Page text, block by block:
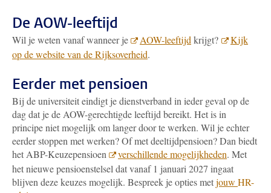
De AOW-leeftijd
Wil je weten vanaf wanneer je AOW-leeftijd krijgt?
Kijk
op de website van de Rijksoverheid.
Eerder met pensioen
Bij de universiteit eindigt je dienstverband in ieder geval op de
dag dat je de AOW-gerechtigde leeftijd bereikt. Het is in
principe niet mogelijk om langer door te werken. Wil je echter
eerder stoppen met werken? Of met deeltijdpensioen? Dan biedt
het ABP-Keuzepensioen
verschillende mogelijkheden. Met
het nieuwe pensioenstelsel dat vanaf 1 januari 2027 ingaat
blijven deze keuzes mogelijk. Bespreek je opties metjouw HR-